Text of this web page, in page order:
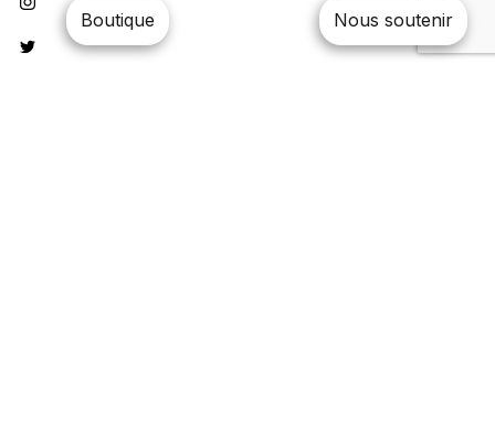
Boutique Nous soutenir